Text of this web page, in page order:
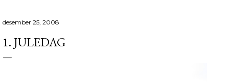
desember 25, 2008
1. JULEDAG